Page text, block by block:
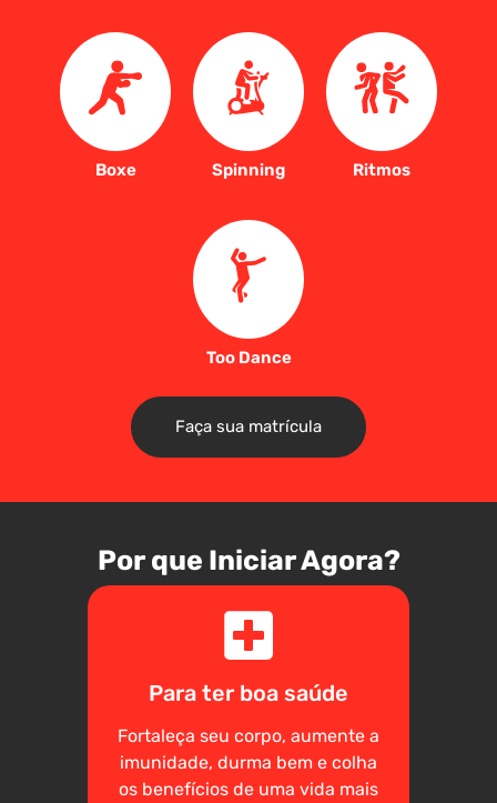
Boxe Spinning Ritmos
Too Dance
Faça sua matrícula
Por que Iniciar Agora?
Para ter boa saúde
Fortaleça seu corpo, aumente a
imunidade, durma bem e colha
os benefícios de uma vida mais